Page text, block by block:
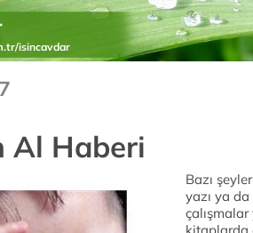
isincavdar
Al Haberi
Bazı
yazı ya